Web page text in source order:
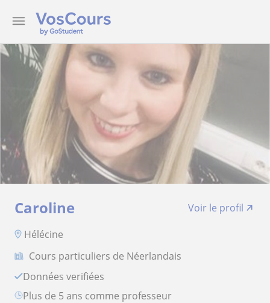
Caroline
Voir le profil
Hélécine
Cours particuliers de Néerlandais
Données verifiées
plus de 5 ans comme professeur